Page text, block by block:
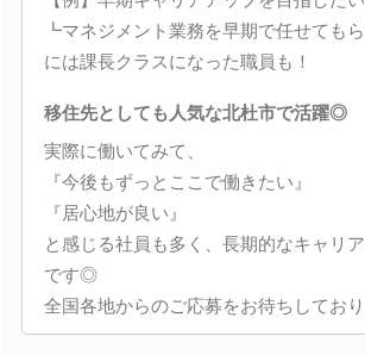
┗マネジメント業務を早期で任せても
には課長クラスになった職員も！
移住先としても人気な北杜市で活躍◎
実際に働いてみて、
『今後もずっとここで働きたい』
『居心地が良い』
と感じる社員も多く、長期的なキャリ
です◎
全国各地からのご応募をお待ちしており